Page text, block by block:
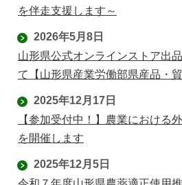
を伴走支援します～
2026年5月8日
山形県公式オンラインストア出
て【山形県産業労働部県産品・貿
2025年12月17日
【参加受付中！】農業における
を開催します
2025年12月5日